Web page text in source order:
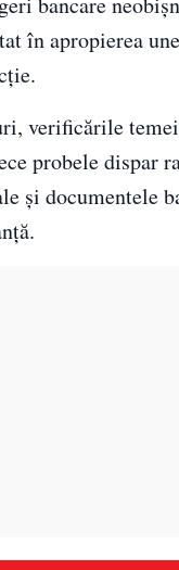
în apropierea
verificările
probele dispar
și documentele